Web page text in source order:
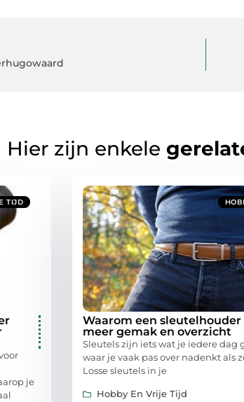
Hier zijn enkele
TIJD
je
Waarom een
meer gemak en overzicht
Sleutels zijn iets wat je iedere dag
waar je vaak pas over nadenkt als
Losse sleutels in je
Hobby En Vrije Tijd